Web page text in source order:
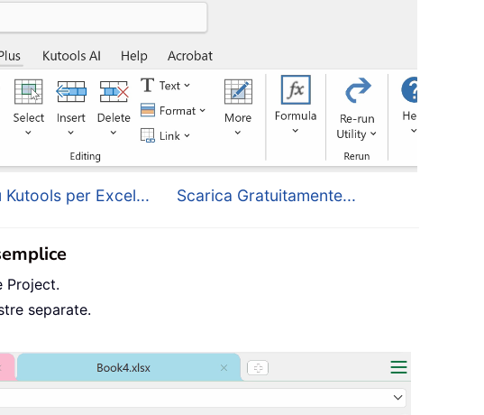
per Excel... Scarica Gratuitamente...
Project.
separate.